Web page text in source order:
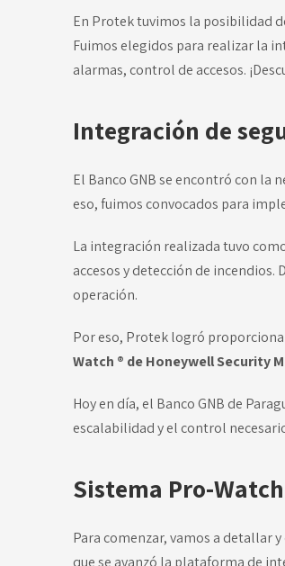
En Protek tuvimos la posibilidad
Fuimos elegidos para realizar la
alarmas, control de accesos.
Integración de
El Banco GNB se encontró con la
eso, fuimos convocados para
La integración realizada tuvo
accesos y detección de incendios.
operación.
Por eso, Protek logró
Watch ® de Honeywell Security
Hoy en día, el Banco GNB de
escalabilidad y el control
Sistema Pro-
Para comenzar, vamos a detallar